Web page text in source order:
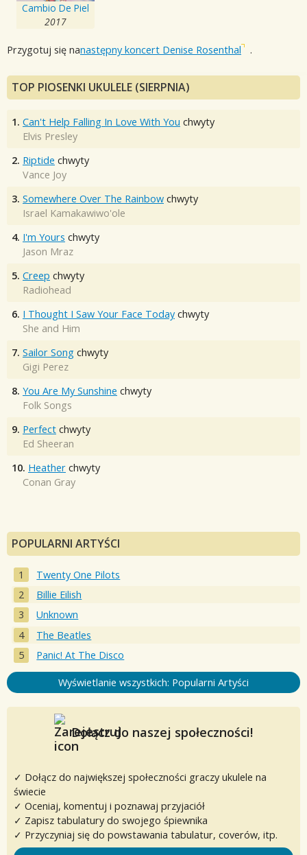
Cambio De Piel
2017
Przygotuj się nanastępny koncert Denise Rosenthal .
TOP PIOSENKI UKULELE (SIERPNIA)
1. Can't Help Falling In Love With You chwyty
Elvis Presley
2. Riptide chwyty
Vance Joy
3. Somewhere Over The Rainbow chwyty
Israel Kamakawiwo'ole
4. I'm Yours chwyty
Jason Mraz
5. Creep chwyty
Radiohead
6. I Thought I Saw Your Face Today chwyty
She and Him
7. Sailor Song chwyty
Gigi Perez
8. You Are My Sunshine chwyty
Folk Songs
9. Perfect chwyty
Ed Sheeran
10. Heather chwyty
Conan Gray
POPULARNI ARTYŚCI
Twenty One Pilots
Billie Eilish
Unknown
The Beatles
Panic! At The Disco
Wyświetlanie wszystkich: Popularni Artyści
Dołącz do naszej społeczności!
✓ Dołącz do największej społeczności graczy ukulele na
świecie
✓ Oceniaj, komentuj i poznawaj przyjaciół
✓ Zapisz tabulatury do swojego śpiewnika
✓ Przyczyniaj się do powstawania tabulatur, coverów, itp.